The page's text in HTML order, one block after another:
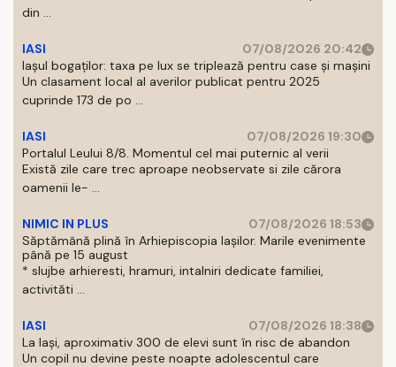
din ...
IASI
07/08/2026 20:42
Iașul bogaților: taxa pe lux se triplează pentru case și mașini
Un clasament local al averilor publicat pentru 2025
cuprinde 173 de po ...
IASI
07/08/2026 19:30
Portalul Leului 8/8. Momentul cel mai puternic al verii
Există zile care trec aproape neobservate si zile cărora
oamenii le- ...
NIMIC IN PLUS
07/08/2026 18:53
Săptămână plină în Arhiepiscopia Iașilor. Marile evenimente
până pe 15 august
* slujbe arhieresti, hramuri, intalniri dedicate familiei,
activităti ...
IASI
07/08/2026 18:38
La Iași, aproximativ 300 de elevi sunt în risc de abandon
Un copil nu devine peste noapte adolescentul care